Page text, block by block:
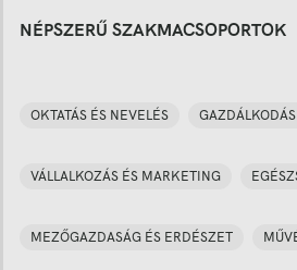
NÉPSZERŰ SZAKMACSOPORTOK
OKTATÁS ÉS NEVELÉS
VÁLLALKOZÁS ÉS MARKETING
MEZŐGAZDASÁG ÉS ERDÉSZET